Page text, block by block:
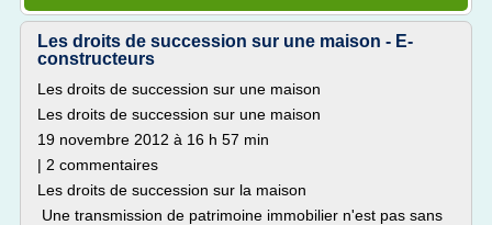
Les droits de succession sur une maison - E-
constructeurs
Les droits de succession sur une maison
Les droits de succession sur une maison
19 novembre 2012 à 16 h 57 min
| 2 commentaires
Les droits de succession sur la maison
Une transmission de patrimoine immobilier n'est pas sans